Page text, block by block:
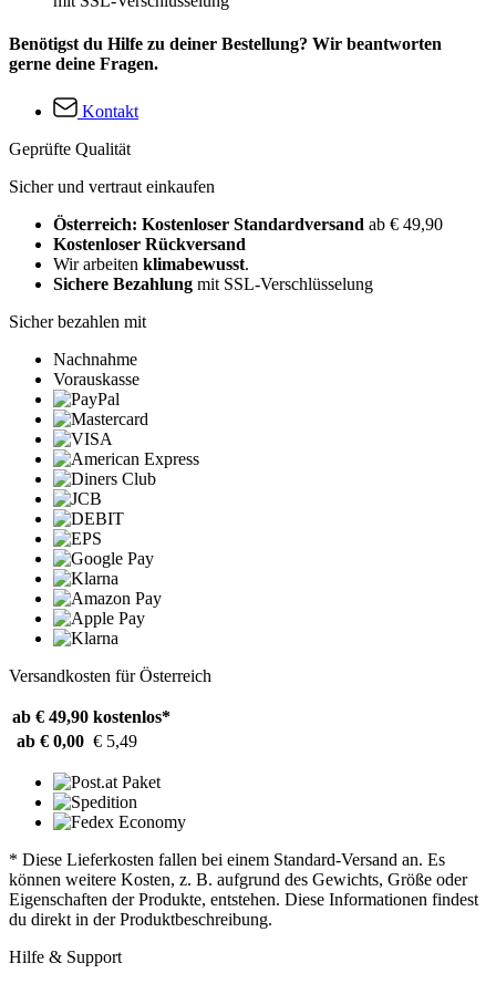
Benötigst du Hilfe zu deiner Bestellung? Wir beantworten
gerne deine Fragen.
Kontakt
Geprüfte Qualität
Sicher und vertraut einkaufen
Österreich: Kostenloser Standardversand ab € 49,90
Kostenloser Rückversand
Wir arbeiten klimabewusst.
Sichere Bezahlung mit SSL-Verschlüsselung
Sicher bezahlen mit
Nachnahme
Vorauskasse
Versandkosten für Österreich
ab € 49,90 kostenlos*
ab € 0,00 € 5,49
* Diese Lieferkosten fallen bei einem Standard-Versand an. Es
können weitere Kosten, z. B. aufgrund des Gewichts, Größe oder
Eigenschaften der Produkte, entstehen. Diese Informationen findest
du direkt in der Produktbeschreibung.
Hilfe & Support